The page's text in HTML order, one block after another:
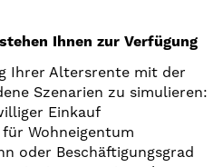
Ihnen zur Verfügung
Ihrer Altersrente mit der
Szenarien zu simulieren:
Einkauf
Wohneigentum
oder Beschäftigungsgrad